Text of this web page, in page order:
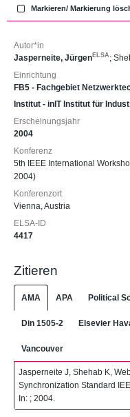
Markieren/ Markierung
Autor*in
Jasperneite, Jürgen ELSA ;
Einrichtung
FB5 - Fachgebiet
Institut - inIT Institut für
Erscheinungsjahr
2004
Konferenz
5th IEEE International
2004)
Konferenzort
Vienna, Austria
ELSA-ID
4417
Zitieren
AMA APA Political
Din 1505-2 Elsevier
Vancouver
Jasperneite J, Shehab K,
Synchronization Standard
In: ; 2004.